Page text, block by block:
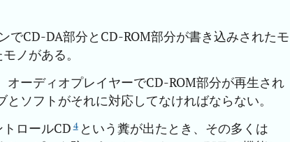
でCD-DA部分とCD-ROM部分が書き込みされたモ
ノがある。
ーディオプレイヤーでCD-ROM部分が再生され
ソフトがそれに対応してなければならない。
ロールCD 4 という糞が出たとき、その多くは